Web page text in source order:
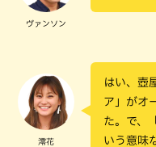
ヴァンソン
澪花
はい、壺
ア」がオ
た。で、
いう意味